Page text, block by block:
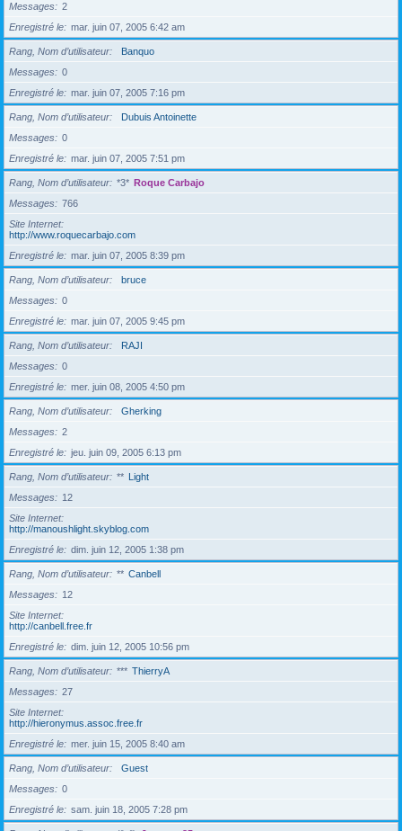
Messages
2
Enregistré le
mar. juin 07, 2005 6:42 am
Rang, Nom d’utilisateur
Banquo
Messages
0
Enregistré le
mar. juin 07, 2005 7:16 pm
Rang, Nom d’utilisateur
Dubuis Antoinette
Messages
0
Enregistré le
mar. juin 07, 2005 7:51 pm
Rang, Nom d’utilisateur *3* Roque Carbajo
Messages
766
Site Internet
http://www.roquecarbajo.com
Enregistré le
mar. juin 07, 2005 8:39 pm
Rang, Nom d’utilisateur
bruce
Messages
0
Enregistré le
mar. juin 07, 2005 9:45 pm
Rang, Nom d’utilisateur
RAJI
Messages
0
Enregistré le
mer. juin 08, 2005 4:50 pm
Rang, Nom d’utilisateur
Gherking
Messages
2
Enregistré le
jeu. juin 09, 2005 6:13 pm
Rang, Nom d’utilisateur ** Light
Messages
12
Site Internet
http://manoushlight.skyblog.com
Enregistré le
dim. juin 12, 2005 1:38 pm
Rang, Nom d’utilisateur ** Canbell
Messages
12
Site Internet
http://canbell.free.fr
Enregistré le
dim. juin 12, 2005 10:56 pm
Rang, Nom d’utilisateur *** ThierryA
Messages
27
Site Internet
http://hieronymus.assoc.free.fr
Enregistré le
mer. juin 15, 2005 8:40 am
Rang, Nom d’utilisateur
Guest
Messages
0
Enregistré le
sam. juin 18, 2005 7:28 pm